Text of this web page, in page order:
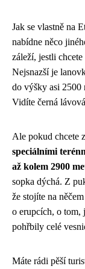
Jak se vlastně na
nabídne něco
záleží, jestli
Nejsnazší je
do výšky asi 2500
Vidíte černá
Ale pokud chcete
speciálními
až kolem 2900
sopka dýchá. Z
že stojíte na
o erupcích, o tom,
pohřbily celé
Máte rádi pěší